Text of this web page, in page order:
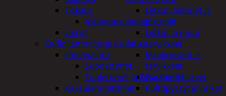
Letkut, liittimet ja
pistoolit
Letkut ja muut
tarvikkeet
Maaliruiskut ja
tarvikkeet
Naulaimet
Pulttipyssyt ja räikät
Tiskaus
Astianpesuaineet
vaa'at
Kodin lämmitys ja tuuletus
Ilmanvaihto
Suodattimet
Tuulettimet ja Ilmastointilaitteet
Kaasulämmittimet